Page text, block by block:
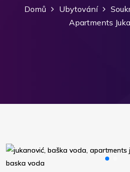
Domů Ubytování
Apartments